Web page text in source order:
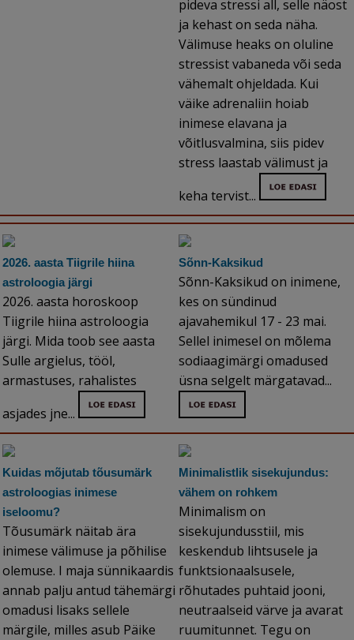
pideva stressi all, selle näost
ja kehast on seda näha.
Välimuse heaks on oluline
stressist vabaneda või seda
vähemalt ohjeldada. Kui
väike adrenaliin hoiab
inimese elavana ja
võitlusvalmina, siis pidev
stress laastab välimust ja
keha tervist...
2026. aasta Tiigrile hiina
astroloogia järgi
2026. aasta horoskoop
Tiigrile hiina astroloogia
järgi. Mida toob see aasta
Sulle argielus, tööl,
armastuses, rahalistes
asjades jne...
Sõnn-Kaksikud
Sõnn-Kaksikud on inimene,
kes on sündinud
ajavahemikul 17 - 23 mai.
Sellel inimesel on mõlema
sodiaagimärgi omadused
üsna selgelt märgatavad...
Kuidas mõjutab tõusumärk
astroloogias inimese
iseloomu?
Tõusumärk näitab ära
inimese välimuse ja põhilise
olemuse. I maja sünnikaardis
annab palju antud tähemärgi
omadusi lisaks sellele
märgile, milles asub Päike
Minimalistlik sisekujundus:
vähem on rohkem
Minimalism on
sisekujundusstiil, mis
keskendub lihtsusele ja
funktsionaalsusele,
rõhutades puhtaid jooni,
neutraalseid värve ja avarat
ruumitunnet. Tegu on